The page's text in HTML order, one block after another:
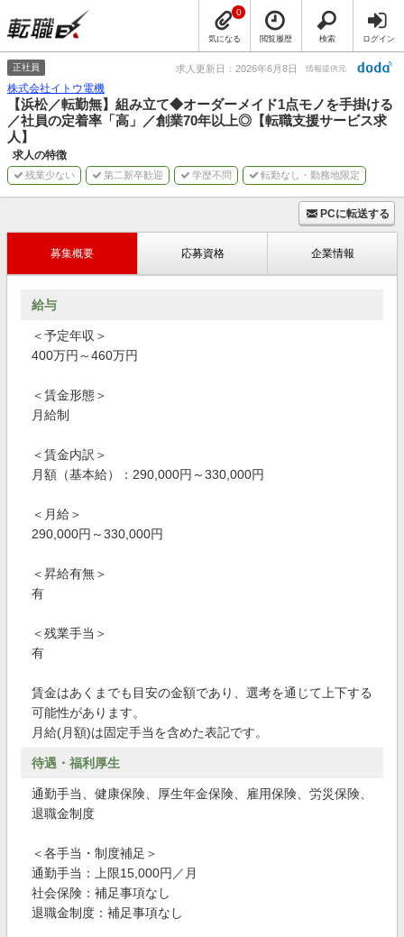
気になる
0
閲覧履歴 検索 ログイン
正社員 求人更新日：2026年6月8日 情報提供元
株式会社イトウ電機
【浜松／転勤無】組み立て◆オーダーメイド1点モノを手掛ける
／社員の定着率「高」／創業70年以上◎【転職支援サービス求
人】
求人の特徴
残業少ない 第二新卒歓迎 学歴不問 転勤なし・勤務地限定
PCに転送する
募集概要 応募資格 企業情報
給与
＜予定年収＞
400万円～460万円
＜賃金形態＞
月給制
＜賃金内訳＞
月額（基本給）：290,000円～330,000円
＜月給＞
290,000円～330,000円
＜昇給有無＞
有
＜残業手当＞
有
賃金はあくまでも目安の金額であり、選考を通じて上下する
可能性があります。
月給(月額)は固定手当を含めた表記です。
待遇・福利厚生
通勤手当、健康保険、厚生年金保険、雇用保険、労災保険、
退職金制度
＜各手当・制度補足＞
通勤手当：上限15,000円／月
社会保険：補足事項なし
退職金制度：補足事項なし